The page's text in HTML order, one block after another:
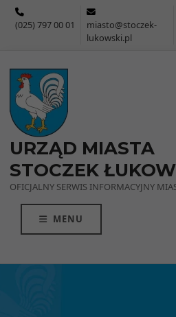
(025) 797 00 01
miasto@stoczek-
lukowski.pl
URZĄD MIASTA
STOCZEK
OFICJALNY SERWIS INFORMACYJNY
MENU